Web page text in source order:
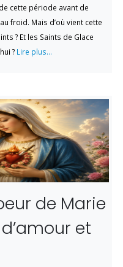
cette période avant de
froid. Mais d’où vient cette
? Et les Saints de Glace
? Lire plus...
de Marie
et